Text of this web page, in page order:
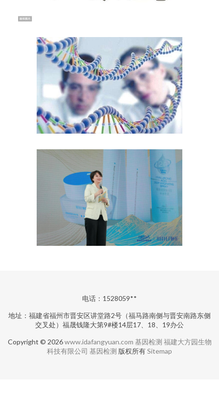
电话：1528059**
地址：福建省福州市晋安区讲堂路2号（福马路南侧与晋安南路东侧
交叉处）福晟钱隆大第9#楼14层17、18、19办公
Copyright © 2026www.idafangyuan.com 基因检测 福建大方园生物
科技有限公司 基因检测 版权所有Sitemap